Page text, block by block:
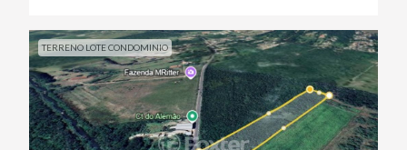
TERRENO LOTE CONDOMINIO